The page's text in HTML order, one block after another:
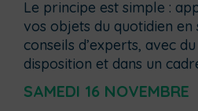
Le principe est simple :
vos objets du quotidien en
conseils d’experts, avec
disposition et dans un
SAMEDI 16 NOVEMBRE